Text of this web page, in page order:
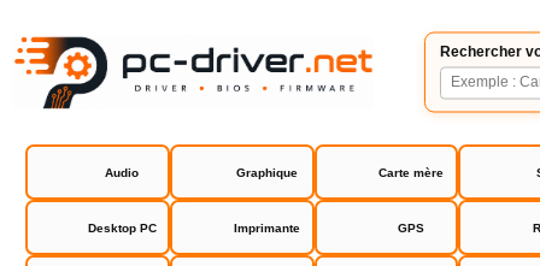
Rechercher
Audio Graphique Carte mère
Desktop PC Imprimante GPS